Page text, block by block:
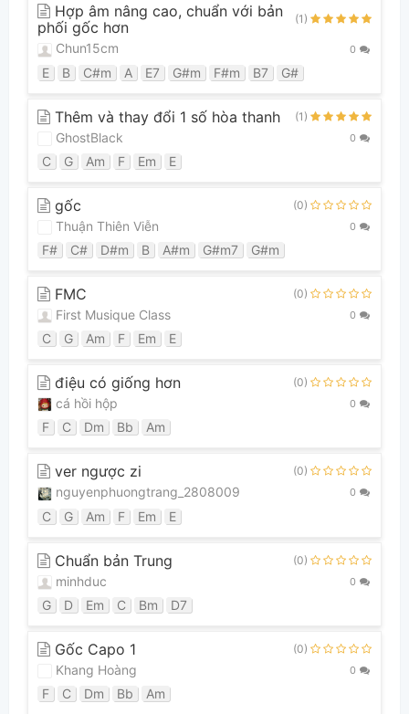
Hợp âm nâng cao, chuẩn với bản
phối gốc hơn
(1)
Chun15cm 0
E B C#m A E7 G#m F#m B7 G#
Thêm và thay đổi 1 số hòa thanh (1)
GhostBlack 0
C G Am F Em E
gốc (0)
Thuận Thiên Viễn 0
F# C# D#m B A#m G#m7 G#m
FMC (0)
First Musique Class 0
C G Am F Em E
điệu có giống hơn (0)
cá hồi hộp 0
F C Dm Bb Am
ver ngược zi (0)
nguyenphuongtrang_2808009 0
C G Am F Em E
Chuẩn bản Trung (0)
minhduc 0
G D Em C Bm D7
Gốc Capo 1 (0)
Khang Hoàng 0
F C Dm Bb Am